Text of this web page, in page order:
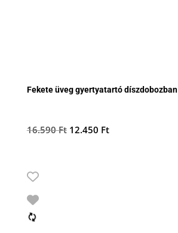
Fekete üveg gyertyatartó díszdobozban
16.590Ft Original
12.450 FtCurrent